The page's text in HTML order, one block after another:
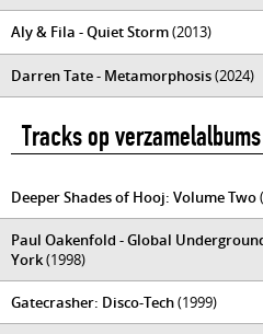
Aly & Fila - Quiet Storm(2013)
Darren Tate - Metamorphosis(2024)
Tracks op verzamelalbums
Deeper Shades of Hooj: Volume Two
Paul Oakenfold - Global
York(1998)
Gatecrasher: Disco-Tech(1999)